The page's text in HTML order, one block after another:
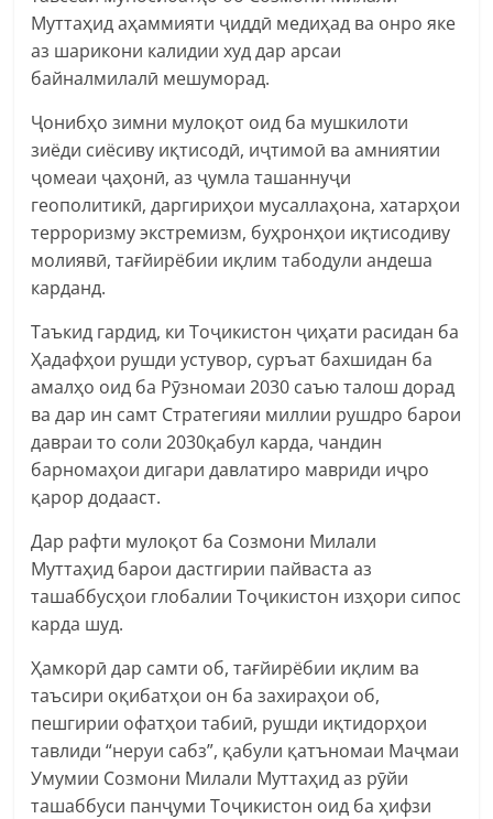
Муттаҳид аҳаммияти ҷиддӣ медиҳад ва онро яке
аз шарикони калидии худ дар арсаи
байналмилалӣ мешуморад.
Ҷонибҳо зимни мулоқот оид ба мушкилоти
зиёди сиёсиву иқтисодӣ, иҷтимоӣ ва амниятии
ҷомеаи ҷаҳонӣ, аз ҷумла ташаннуҷи
геополитикӣ, даргириҳои мусаллаҳона, хатарҳои
терроризму экстремизм, буҳронҳои иқтисодиву
молиявӣ, тағйирёбии иқлим табодули андеша
карданд.
Таъкид гардид, ки Тоҷикистон ҷиҳати расидан ба
Ҳадафҳои рушди устувор, суръат бахшидан ба
амалҳо оид ба Рӯзномаи 2030 саъю талош дорад
ва дар ин самт Стратегияи миллии рушдро барои
давраи то соли 2030қабул карда, чандин
барномаҳои дигари давлатиро мавриди иҷро
қарор додааст.
Дар рафти мулоқот ба Созмони Милали
Муттаҳид барои дастгирии пайваста аз
ташаббусҳои глобалии Тоҷикистон изҳори сипос
карда шуд.
Ҳамкорӣ дар самти об, тағйирёбии иқлим ва
таъсири оқибатҳои он ба захираҳои об,
пешгирии офатҳои табиӣ, рушди иқтидорҳои
тавлиди “неруи сабз”, қабули қатъномаи Маҷмаи
Умумии Созмони Милали Муттаҳид аз рӯйи
ташаббуси панҷуми Тоҷикистон оид ба ҳифзи